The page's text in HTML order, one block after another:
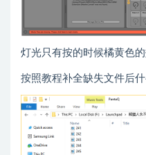
灯光只有按的时候橘黄色
按照教程补全缺失文件后